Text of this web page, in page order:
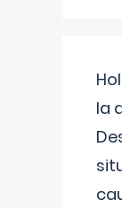
la